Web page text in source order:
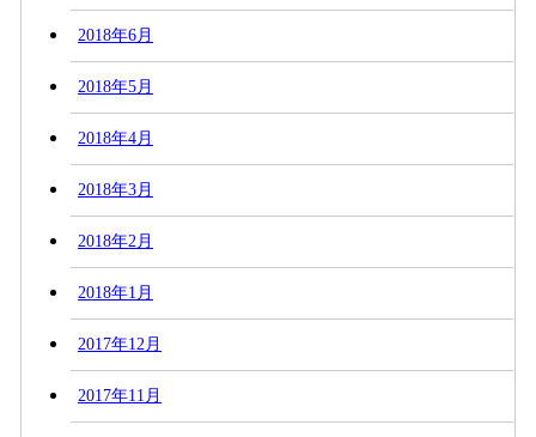
2018年6月
2018年5月
2018年4月
2018年3月
2018年2月
2018年1月
2017年12月
2017年11月